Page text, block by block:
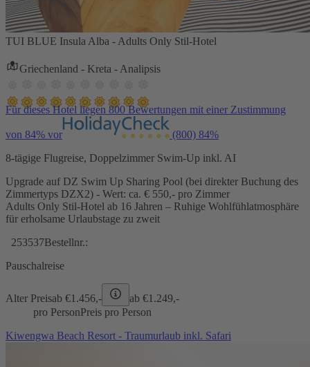
TUI BLUE Insula Alba - Adults Only Stil-Hotel
Griechenland - Kreta - Analipsis
Für dieses Hotel liegen 800 Bewertungen mit einer Zustimmung
von 84% vor (800) 84%
8-tägige Flugreise, Doppelzimmer Swim-Up inkl. AI
Upgrade auf DZ Swim Up Sharing Pool (bei direkter Buchung des
Zimmertyps DZX2) - Wert: ca. € 550,- pro Zimmer
Adults Only Stil-Hotel ab 16 Jahren – Ruhige Wohlfühlatmosphäre
für erholsame Urlaubstage zu zweit
253537Bestellnr.:
Pauschalreise
Alter Preisab €1.456,- ab €1.249,-
pro PersonPreis pro Person
Kiwengwa Beach Resort - Traumurlaub inkl. Safari